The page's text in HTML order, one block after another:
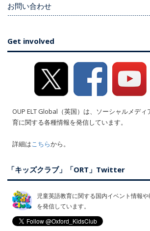
お問い合わせ
Get involved
OUP ELT Global（英国）は、ソーシャルメデ
育に関する各種情報を発信しています。
詳細はこちらから。
「キッズクラブ」「ORT」Twitter
児童英語教育に関する国内イベント情報
を発信しています。